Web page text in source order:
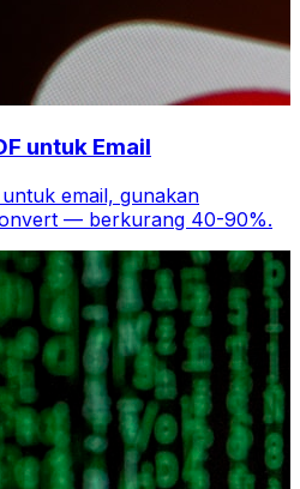
untuk Email
email, gunakan
— berkurang 40-90%.